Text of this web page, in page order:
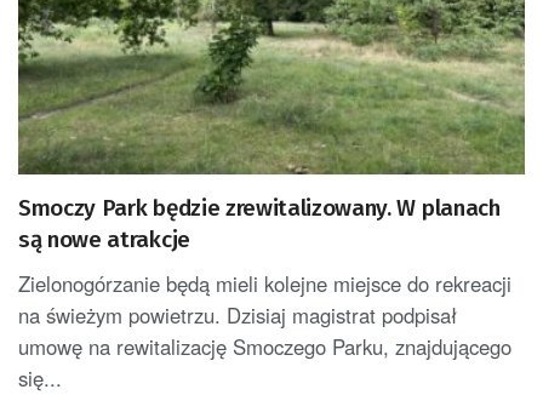
Smoczy Park będzie zrewitalizowany. W planach
są nowe atrakcje
Zielonogórzanie będą mieli kolejne miejsce do rekreacji
na świeżym powietrzu. Dzisiaj magistrat podpisał
umowę na rewitalizację Smoczego Parku, znajdującego
się...